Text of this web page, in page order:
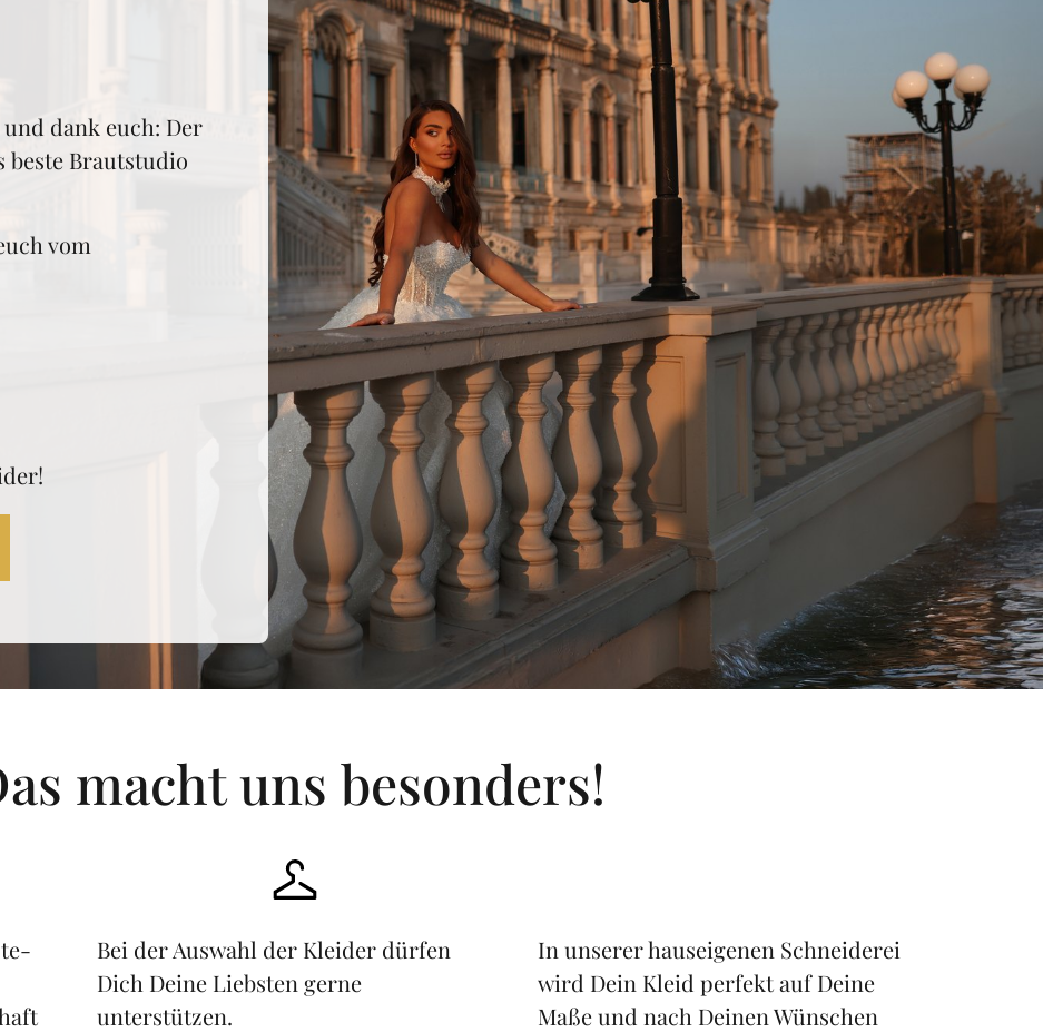
dank euch: Der
beste Brautstudio
vom
macht uns besonders!
Bei der Auswahl der Kleider dürfen
Dich Deine Liebsten gerne
unterstützen.
In unserer hauseigenen Schneiderei
wird Dein Kleid perfekt auf Deine
Maße und nach Deinen Wünschen